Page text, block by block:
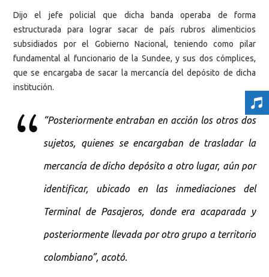
Dijo el jefe policial que dicha banda operaba de forma
estructurada para lograr sacar de país rubros alimenticios
subsidiados por el Gobierno Nacional, teniendo como pilar
fundamental al funcionario de la Sundee, y sus dos cómplices,
que se encargaba de sacar la mercancía del depósito de dicha
institución.
“Posteriormente entraban en acción los otros dos
sujetos, quienes se encargaban de trasladar la
mercancía de dicho depósito a otro lugar, aún por
identificar, ubicado en las inmediaciones del
Terminal de Pasajeros, donde era acaparada y
posteriormente llevada por otro grupo a territorio
colombiano”, acotó.